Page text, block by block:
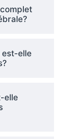
elle
elle